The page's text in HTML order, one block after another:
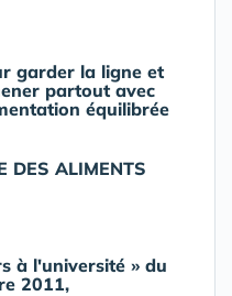
garder la ligne et
partout avec
équilibrée
DES ALIMENTS
à l'université » du
2011,